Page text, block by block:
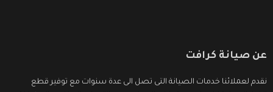
عن صيانة كرافت
نقدم لعملائنا خدمات الصيانة التى تصل الى عدة سنوات مع توفير قطع